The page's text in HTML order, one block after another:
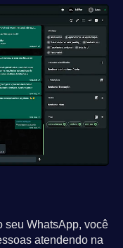
seu WhatsApp, você
atendendo na